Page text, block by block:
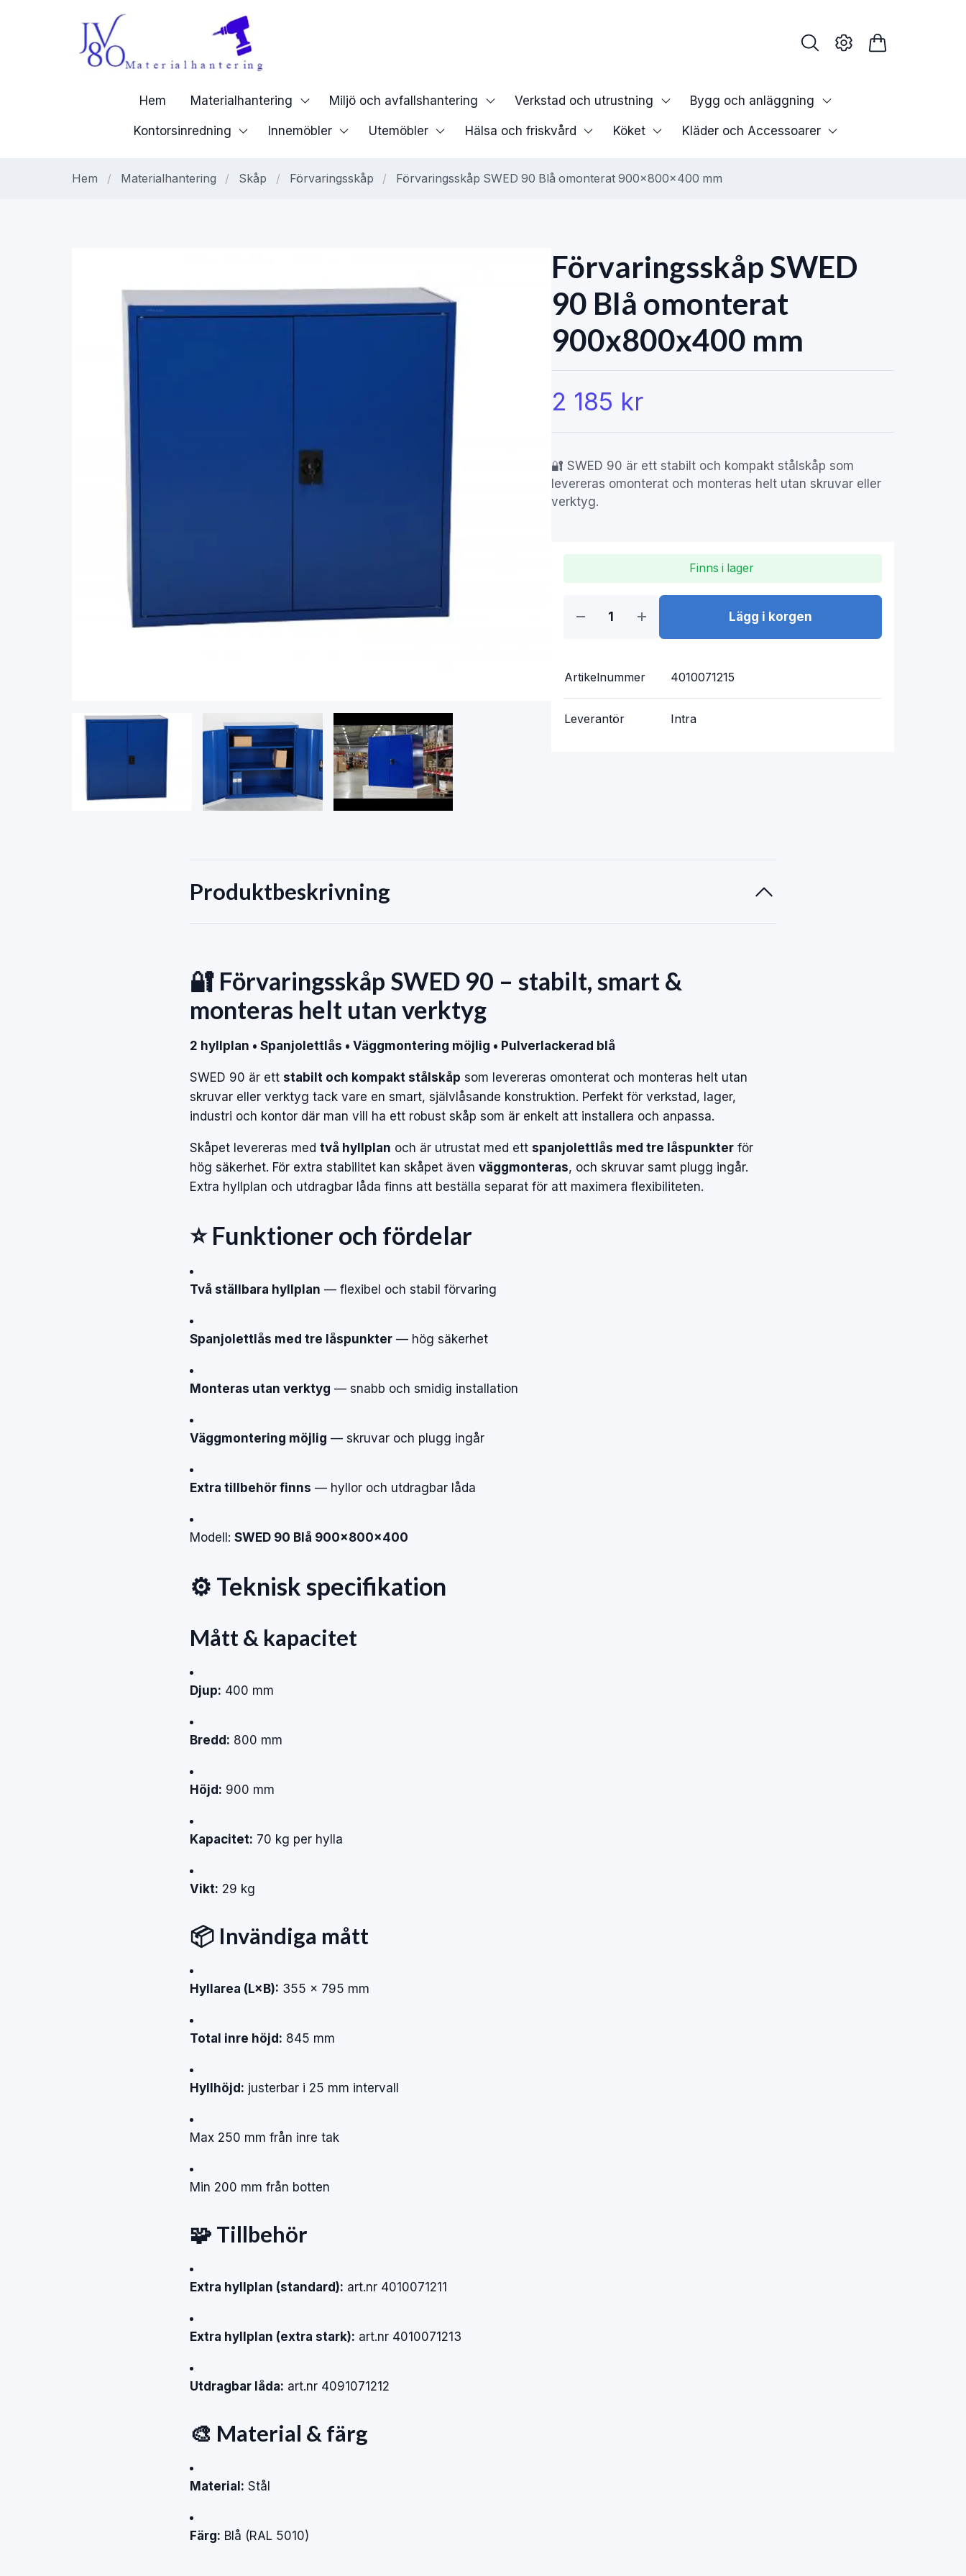
Hem Materialhantering Miljö och avfallshantering Verkstad och utrustning Bygg och anläggning
Kontorsinredning Innemöbler Utemöbler Hälsa och friskvård Köket Kläder och Accessoarer
Hem / Materialhantering / Skåp / Förvaringsskåp / Förvaringsskåp SWED 90 Blå omonterat 900x800x400 mm
Förvaringsskåp SWED
90 Blå omonterat
900x800x400 mm
2 185 kr
🔐 SWED 90 är ett stabilt och kompakt stålskåp som
levereras omonterat och monteras helt utan skruvar eller
verktyg.
Finns i lager
Lägg i korgen
Artikelnummer 4010071215
Leverantör Intra
Produktbeskrivning
🔐 Förvaringsskåp SWED 90 – stabilt, smart &
monteras helt utan verktyg
2 hyllplan • Spanjolettlås • Väggmontering möjlig • Pulverlackerad blå
SWED 90 är ett stabilt och kompakt stålskåp som levereras omonterat och monteras helt utan
skruvar eller verktyg tack vare en smart, självlåsande konstruktion. Perfekt för verkstad, lager,
industri och kontor där man vill ha ett robust skåp som är enkelt att installera och anpassa.
Skåpet levereras med två hyllplan och är utrustat med ett spanjolettlås med tre låspunkter för
hög säkerhet. För extra stabilitet kan skåpet även väggmonteras, och skruvar samt plugg ingår.
Extra hyllplan och utdragbar låda finns att beställa separat för att maximera flexibiliteten.
⭐ Funktioner och fördelar
Två ställbara hyllplan — flexibel och stabil förvaring
Spanjolettlås med tre låspunkter — hög säkerhet
Monteras utan verktyg — snabb och smidig installation
Väggmontering möjlig — skruvar och plugg ingår
Extra tillbehör finns — hyllor och utdragbar låda
Modell: SWED 90 Blå 900×800×400
⚙️ Teknisk specifikation
Mått & kapacitet
Djup: 400 mm
Bredd: 800 mm
Höjd: 900 mm
Kapacitet: 70 kg per hylla
Vikt: 29 kg
📦 Invändiga mått
Hyllarea (L×B): 355 × 795 mm
Total inre höjd: 845 mm
Hyllhöjd: justerbar i 25 mm intervall
Max 250 mm från inre tak
Min 200 mm från botten
🧩 Tillbehör
Extra hyllplan (standard): art.nr 4010071211
Extra hyllplan (extra stark): art.nr 4010071213
Utdragbar låda: art.nr 4091071212
🎨 Material & färg
Material: Stål
Färg: Blå (RAL 5010)